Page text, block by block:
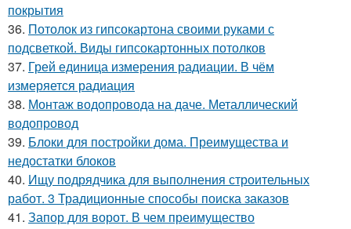
покрытия
36. Потолок из гипсокартона своими руками с
подсветкой. Виды гипсокартонных потолков
37. Грей единица измерения радиации. В чём
измеряется радиация
38. Монтаж водопровода на даче. Металлический
водопровод
39. Блоки для постройки дома. Преимущества и
недостатки блоков
40. Ищу подрядчика для выполнения строительных
работ. 3 Традиционные способы поиска заказов
41. Запор для ворот. В чем преимущество